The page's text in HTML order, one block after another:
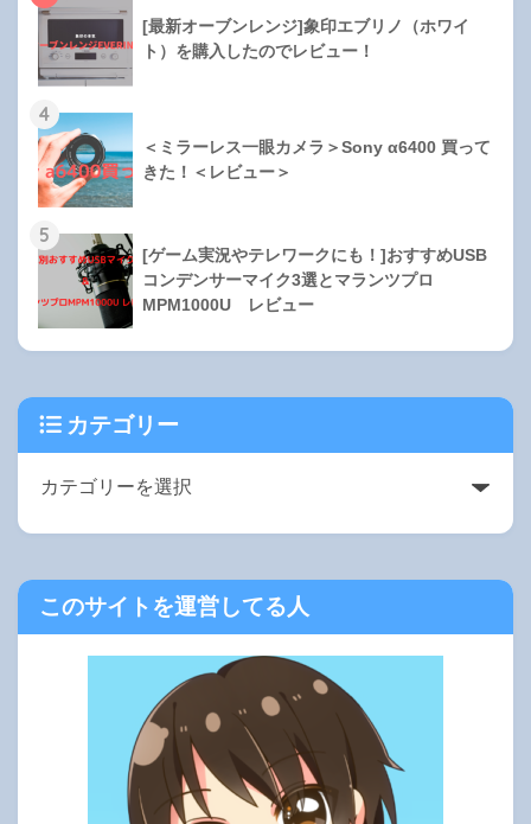
[最新オーブンレンジ]象印エブリノ（ホワイ
ト）を購入したのでレビュー！
4
＜ミラーレス一眼カメラ＞Sony α6400 買って
きた！＜レビュー＞
5
[ゲーム実況やテレワークにも！]おすすめUSB
コンデンサーマイク3選とマランツプロ
MPM1000U レビュー
カテゴリー
このサイトを運営してる人